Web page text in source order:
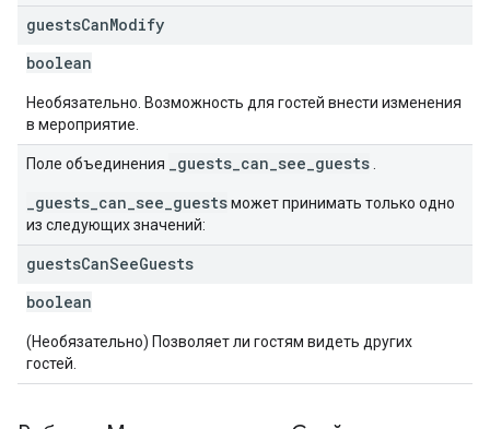
guestsCanModify
boolean
Необязательно. Возможность для гостей внести изменения
в мероприятие.
Поле объединения _guests_can_see_guests
_guests_can_see_guestsможет принимать только одно
из следующих значений:
guestsCanSeeGuests
boolean
(Необязательно) Позволяет ли гостям видеть других
гостей.